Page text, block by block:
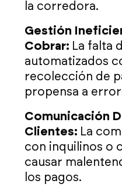
la corredora.
Gestión
Cobrar: La falta
automatizados
recolección de
propensa a
Comunicación
Clientes: La
con inquilinos o
causar
los pagos.